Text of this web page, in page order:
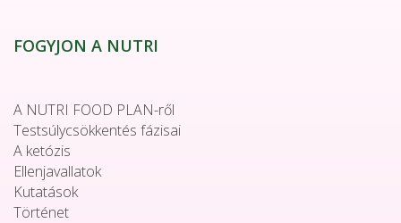
FOGYJON A NUTRI
A NUTRI FOOD PLAN-ről
Testsúlycsökkentés fázisai
A ketózis
Ellenjavallatok
Kutatások
Történet